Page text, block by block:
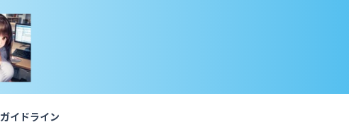
ガイドライン